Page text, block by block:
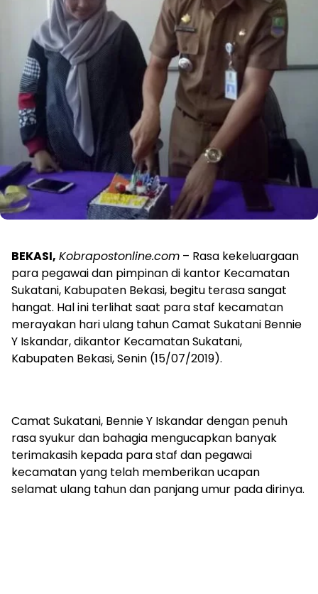
BEKASI, Kobrapostonline.com – Rasa kekeluargaan
para pegawai dan pimpinan di kantor Kecamatan
Sukatani, Kabupaten Bekasi, begitu terasa sangat
hangat. Hal ini terlihat saat para staf kecamatan
merayakan hari ulang tahun Camat Sukatani Bennie
Y Iskandar, dikantor Kecamatan Sukatani,
Kabupaten Bekasi, Senin (15/07/2019).
Camat Sukatani, Bennie Y Iskandar dengan penuh
rasa syukur dan bahagia mengucapkan banyak
terimakasih kepada para staf dan pegawai
kecamatan yang telah memberikan ucapan
selamat ulang tahun dan panjang umur pada dirinya.